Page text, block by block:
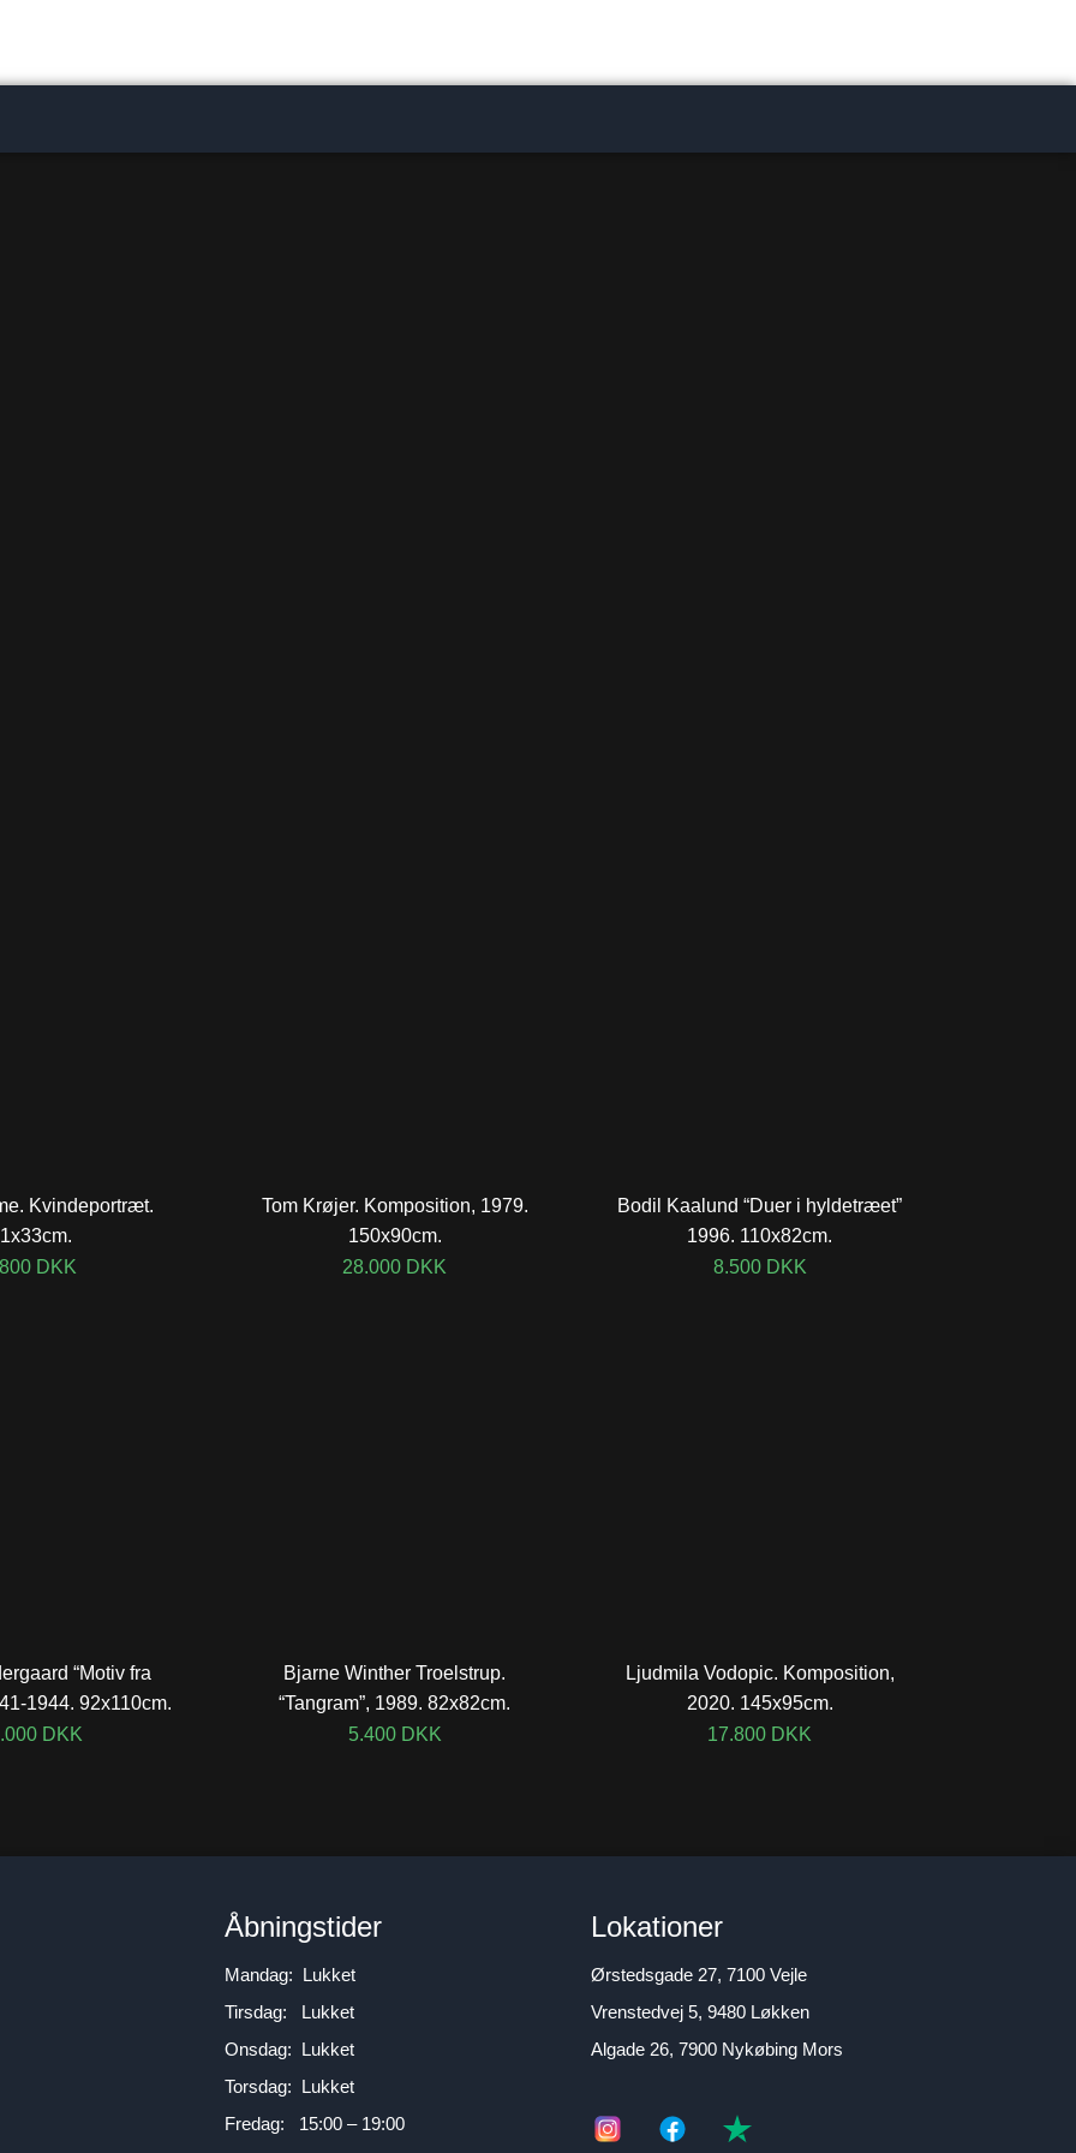
Kvindeportræt.
DKK
Tom Krøjer. Komposition, 1979.
150x90cm.
28.000 DKK
Bodil Kaalund “Duer i hyldetræet”
1996. 110x82cm.
8.500 DKK
“Motiv fra
1944. 92x110cm.
DKK
Bjarne Winther Troelstrup.
“Tangram”, 1989. 82x82cm.
5.400 DKK
Ljudmila Vodopic. Komposition,
2020. 145x95cm.
17.800 DKK
Åbningstider
Mandag: Lukket
Tirsdag: Lukket
Onsdag: Lukket
Torsdag: Lukket
Fredag: 15:00 – 19:00
Lokationer
Ørstedsgade 27, 7100 Vejle
Vrenstedvej 5, 9480 Løkken
Algade 26, 7900 Nykøbing Mors